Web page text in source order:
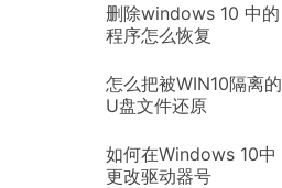
删除windows 10 中的
程序怎么恢复
怎么把被WIN10隔离的
U盘文件还原
如何在Windows 10中
更改驱动器号